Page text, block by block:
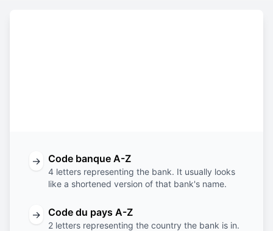
→ Code banque A-Z
4 letters representing the bank. It usually looks
like a shortened version of that bank's name.
→ Code du pays A-Z
2 letters representing the country the bank is in.